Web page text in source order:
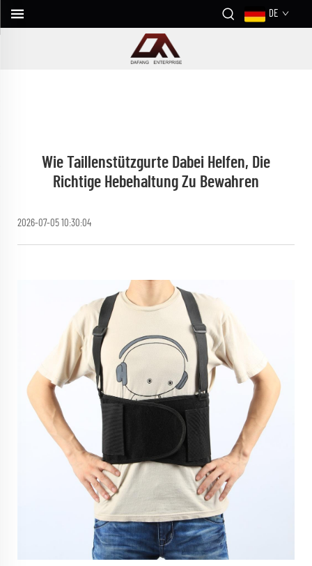
DE
Wie Taillenstützgurte Dabei Helfen, Die
Richtige Hebehaltung Zu Bewahren
2026-07-05 10:30:04